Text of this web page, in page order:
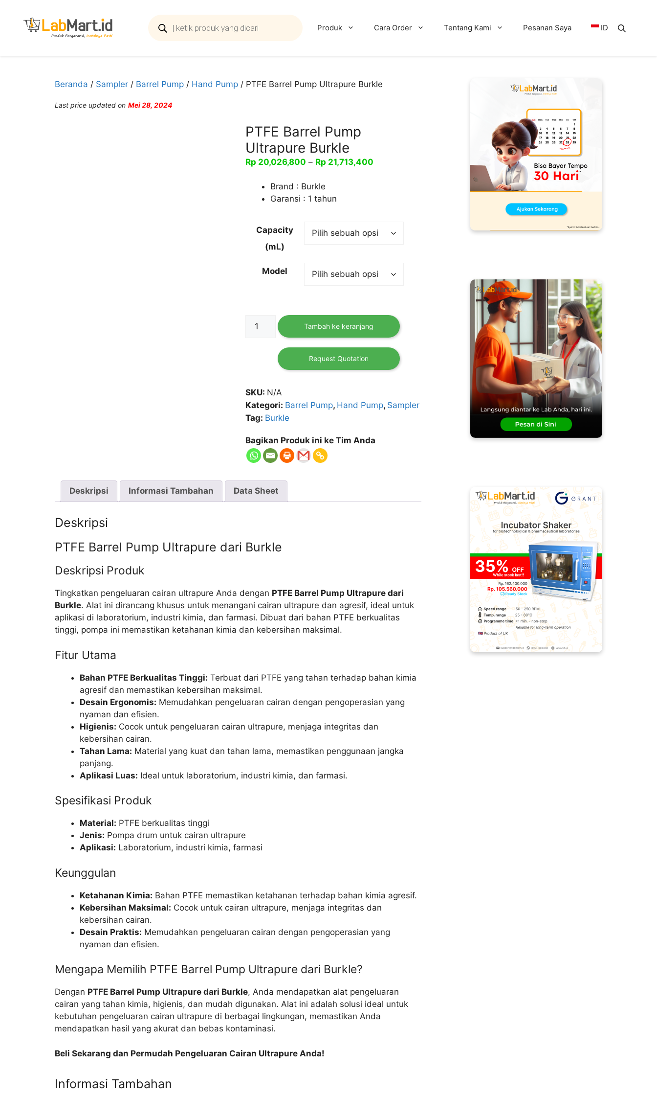
search
Produk Cara Order Tentang Kami Pesanan Saya ID
Beranda / Sampler / Barrel Pump / Hand Pump / PTFE Barrel Pump Ultrapure Burkle
Last price updated on Mei 28, 2024
PTFE Barrel Pump
Ultrapure Burkle
Rp 20,026,800 – Rp 21,713,400
Brand : Burkle
Garansi : 1 tahun
Capacity
(mL)
Model
Kuantitas
PTFE
Ultrapure
Tambah ke keranjang
Request Quotation
SKU: N/A
Kategori: Barrel Pump, Hand Pump, Sampler
Tag: Burkle
Bagikan Produk ini ke Tim Anda
Deskripsi Informasi Tambahan Data Sheet
Deskripsi
PTFE Barrel Pump Ultrapure dari Burkle
Deskripsi Produk
Tingkatkan pengeluaran cairan ultrapure Anda dengan PTFE Barrel Pump Ultrapure dari
Burkle. Alat ini dirancang khusus untuk menangani cairan ultrapure dan agresif, ideal untuk
aplikasi di laboratorium, industri kimia, dan farmasi. Dibuat dari bahan PTFE berkualitas
tinggi, pompa ini memastikan ketahanan kimia dan kebersihan maksimal.
Fitur Utama
Bahan PTFE Berkualitas Tinggi: Terbuat dari PTFE yang tahan terhadap bahan kimia
agresif dan memastikan kebersihan maksimal.
Desain Ergonomis: Memudahkan pengeluaran cairan dengan pengoperasian yang
nyaman dan efisien.
Higienis: Cocok untuk pengeluaran cairan ultrapure, menjaga integritas dan
kebersihan cairan.
Tahan Lama: Material yang kuat dan tahan lama, memastikan penggunaan jangka
panjang.
Aplikasi Luas: Ideal untuk laboratorium, industri kimia, dan farmasi.
Spesifikasi Produk
Material: PTFE berkualitas tinggi
Jenis: Pompa drum untuk cairan ultrapure
Aplikasi: Laboratorium, industri kimia, farmasi
Keunggulan
Ketahanan Kimia: Bahan PTFE memastikan ketahanan terhadap bahan kimia agresif.
Kebersihan Maksimal: Cocok untuk cairan ultrapure, menjaga integritas dan
kebersihan cairan.
Desain Praktis: Memudahkan pengeluaran cairan dengan pengoperasian yang
nyaman dan efisien.
Mengapa Memilih PTFE Barrel Pump Ultrapure dari Burkle?
Dengan PTFE Barrel Pump Ultrapure dari Burkle, Anda mendapatkan alat pengeluaran
cairan yang tahan kimia, higienis, dan mudah digunakan. Alat ini adalah solusi ideal untuk
kebutuhan pengeluaran cairan ultrapure di berbagai lingkungan, memastikan Anda
mendapatkan hasil yang akurat dan bebas kontaminasi.
Beli Sekarang dan Permudah Pengeluaran Cairan Ultrapure Anda!
Informasi Tambahan